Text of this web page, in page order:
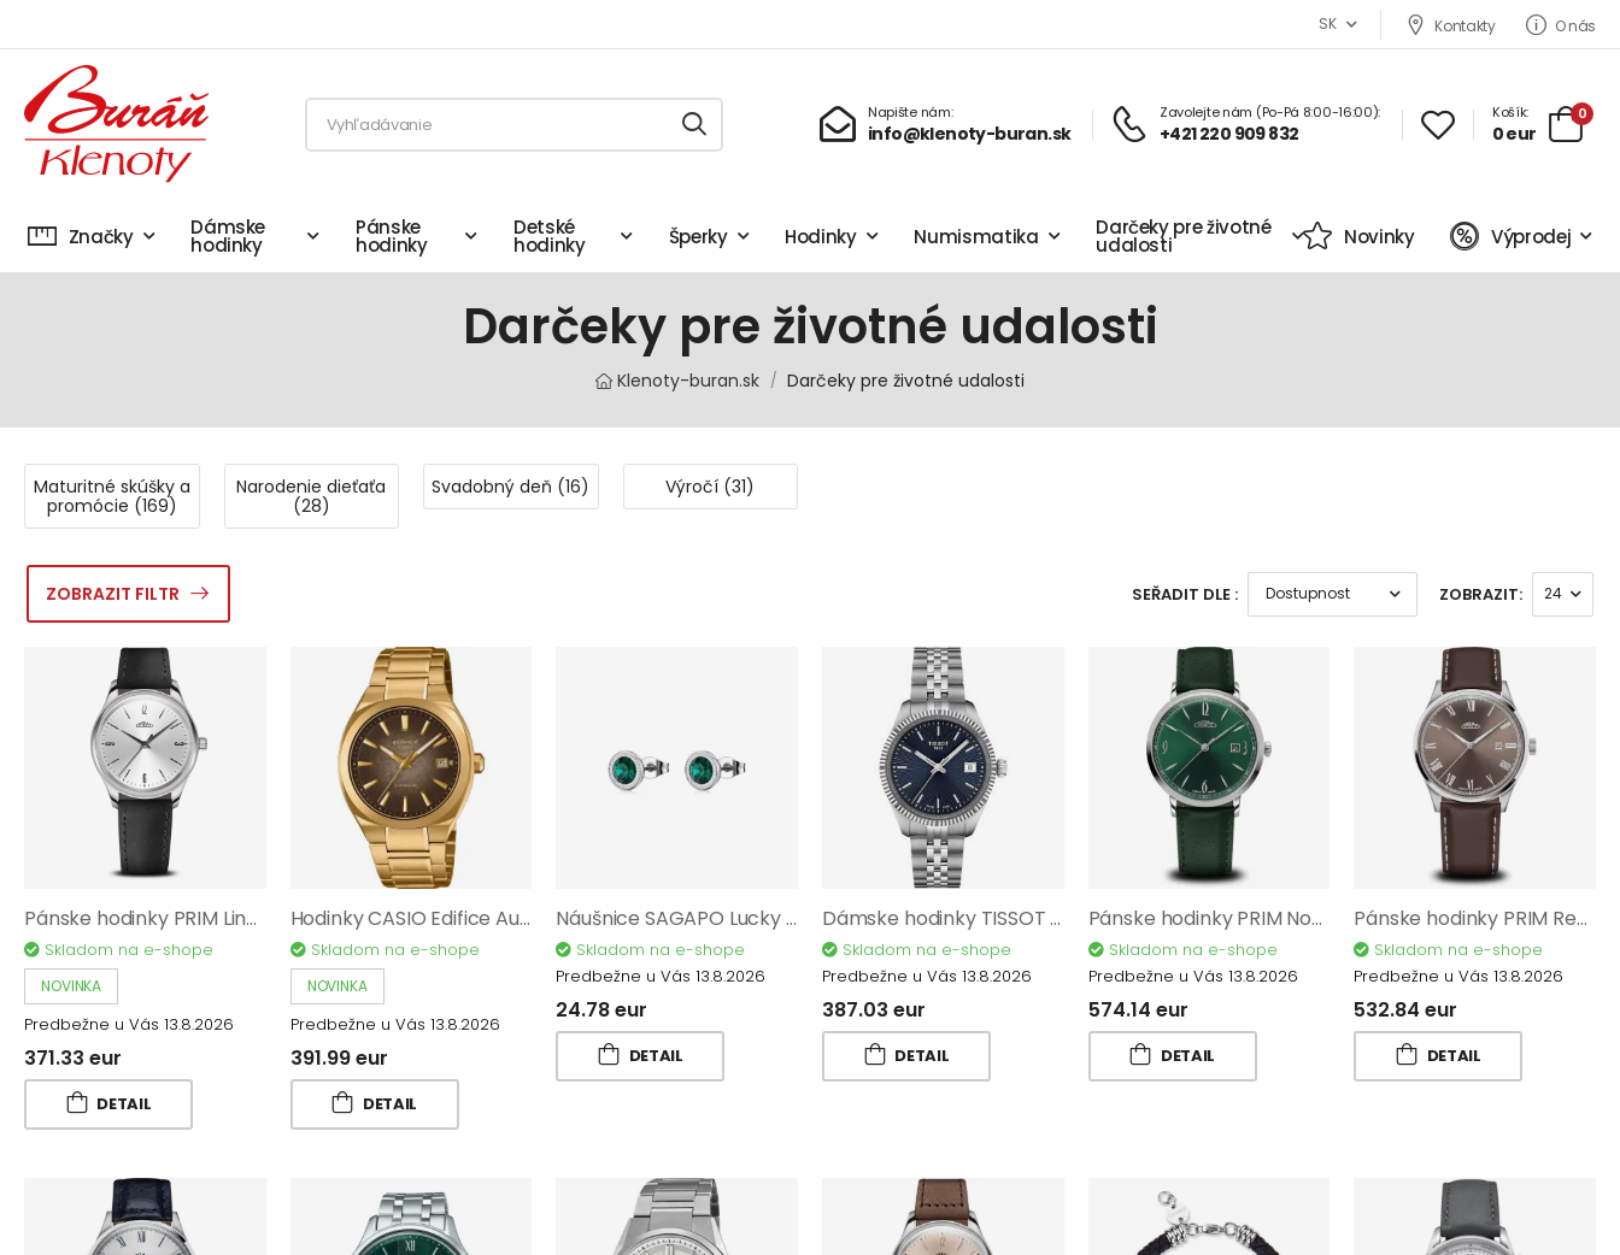
SK Kontakty O nás
Napište nám:
info@klenoty-buran.sk
Zavolejte nám (Po-Pá 8:00-16:00):
+421 220 909 832
Košík:
0 eur
0
Značky Dámske
hodinky
Pánske
hodinky
Detské
hodinky Šperky Hodinky Numismatika Darčeky pre životné
udalosti Novinky Výprodej
Darčeky pre životné udalosti
Klenoty-buran.sk / Darčeky pre životné udalosti
Maturitné skúšky a
promócie (169)
Narodenie dieťaťa
(28)
Svadobný deň (16) Výročí (31)
ZOBRAZIT FILTR SEŘADIT DLE : ZOBRAZIT:
Pánske hodinky PRIM Linea Color Esence 40 Q - B W01P.13269.B
Skladom na e-shope
NOVINKA
Predbežne u Vás 13.8.2026
371.33 eur
DETAIL
Hodinky CASIO Edifice Automatic EFK-200DG-5AER
Skladom na e-shope
NOVINKA
Predbežne u Vás 13.8.2026
391.99 eur
DETAIL
Náušnice SAGAPO Lucky Light SKT64
Skladom na e-shope
Predbežne u Vás 13.8.2026
24.78 eur
DETAIL
Dámske hodinky TISSOT Ballade T156.210.11.041.00
Skladom na e-shope
Predbežne u Vás 13.8.2026
387.03 eur
DETAIL
Pánske hodinky PRIM Noble – B W01P.13254.B
Skladom na e-shope
Predbežne u Vás 13.8.2026
574.14 eur
DETAIL
Pánske hodinky PRIM Regent - D W01P.13273.D
Skladom na e-shope
Predbežne u Vás 13.8.2026
532.84 eur
DETAIL